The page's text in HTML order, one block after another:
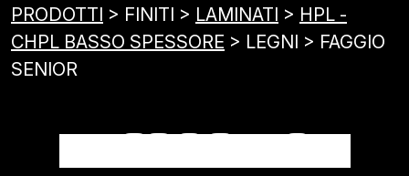
PRODOTTI > FINITI > LAMINATI > HPL -
CHPL BASSO SPESSORE > LEGNI > FAGGIO
SENIOR
FAGGIO SENIOR